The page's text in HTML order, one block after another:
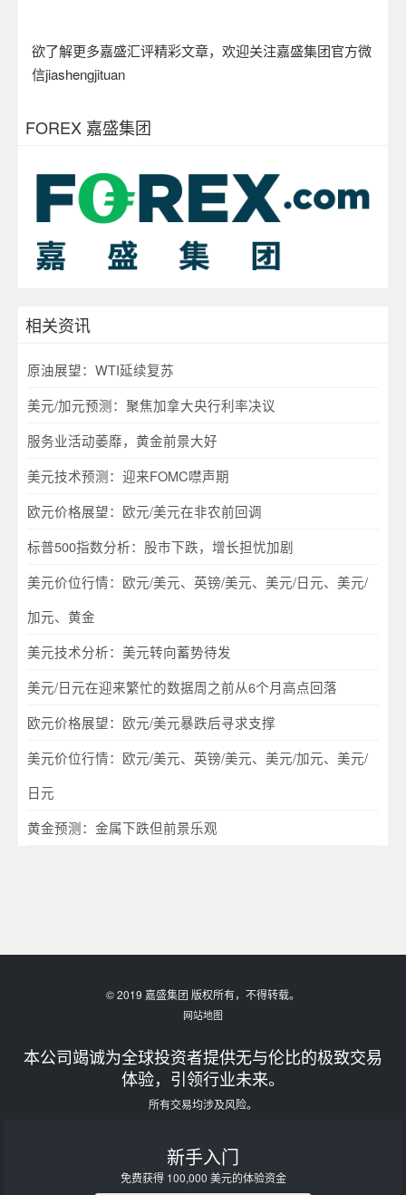
欲了解更多嘉盛汇评精彩文章，欢迎关注嘉盛集团官方微
信jiashengjituan
FOREX 嘉盛集团
相关资讯
原油展望：WTI延续复苏
美元/加元预测：聚焦加拿大央行利率决议
服务业活动萎靡，黄金前景大好
美元技术预测：迎来FOMC噤声期
欧元价格展望：欧元/美元在非农前回调
标普500指数分析：股市下跌，增长担忧加剧
美元价位行情：欧元/美元、英镑/美元、美元/日元、美元/
加元、黄金
美元技术分析：美元转向蓄势待发
美元/日元在迎来繁忙的数据周之前从6个月高点回落
欧元价格展望：欧元/美元暴跌后寻求支撑
美元价位行情：欧元/美元、英镑/美元、美元/加元、美元/
日元
黄金预测：金属下跌但前景乐观
© 2019 嘉盛集团 版权所有，不得转载。
网站地图
本公司竭诚为全球投资者提供无与伦比的极致交易
体验，引领行业未来。
所有交易均涉及风险。
新手入门
免费获得 100,000 美元的体验资金